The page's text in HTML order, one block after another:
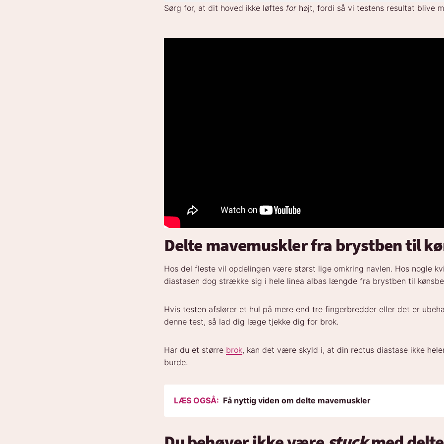
Sørg for, at dit hoved ikke løftes for højt, fordi så vi testens resultat blive
Delte mavemuskler fra brystben til
Hos del fleste vil opdelingen være størst lige omkring navlen. Hos nogle
diastasen dog strække sig i hele linea albas længde fra brystben til
Hvis testen afslører et hul på mere end tre fingerbredder eller det er
denne test, så lad dig læge tjekke dig for brok.
Har du et større brok, kan det være skyld i, at din rectus diastase ikke
burde.
LÆS OGSÅ: Få nyttig viden om delte mavemuskler